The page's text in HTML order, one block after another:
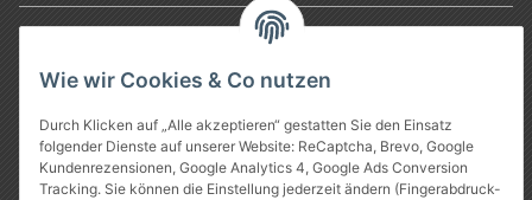
Wie wir Cookies & Co nutzen
Durch Klicken auf „Alle akzeptieren“ gestatten Sie den Einsatz
folgender Dienste auf unserer Website: ReCaptcha, Brevo, Google
Kundenrezensionen, Google Analytics 4, Google Ads Conversion
Tracking. Sie können die Einstellung jederzeit ändern (Fingerabdruck-